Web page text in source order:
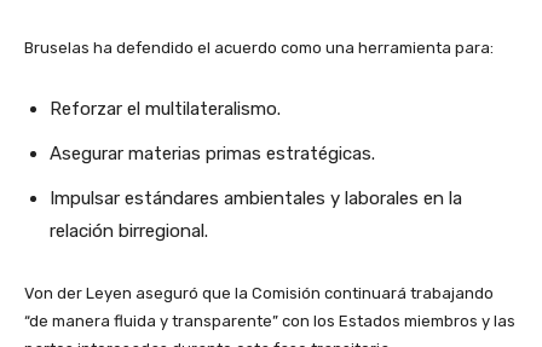
Bruselas ha defendido el acuerdo como una herramienta para:
Reforzar el multilateralismo.
Asegurar materias primas estratégicas.
Impulsar estándares ambientales y laborales en la
relación birregional.
Von der Leyen aseguró que la Comisión continuará trabajando
“de manera fluida y transparente” con los Estados miembros y las